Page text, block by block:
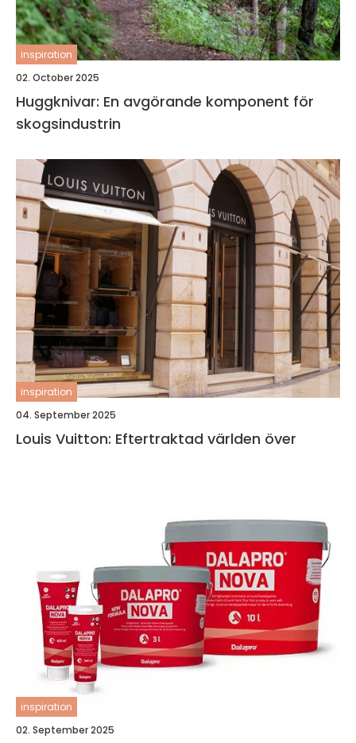
inspiration
02. October 2025
Huggknivar: En avgörande komponent för
skogsindustrin
inspiration
04. September 2025
Louis Vuitton: Eftertraktad världen över
inspiration
02. September 2025